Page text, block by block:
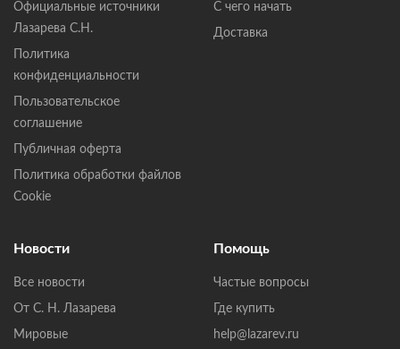
Официальные источники
Лазарева С.Н.
Политика
конфиденциальности
Пользовательское
соглашение
Публичная оферта
Политика обработки файлов
Cookie
С чего начать
Доставка
Новости
Все новости
От С. Н. Лазарева
Мировые
Помощь
Частые вопросы
Где купить
help@lazarev.ru